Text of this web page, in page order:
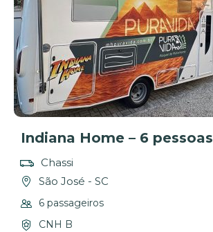
Indiana Home – 6 pessoas
Chassi
São José - SC
6 passageiros
CNH B